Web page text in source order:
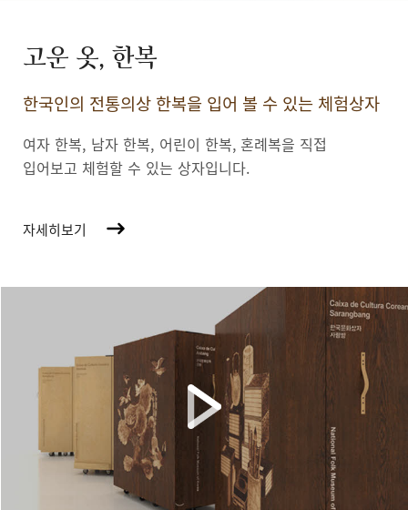
고운 옷, 한복
한국인의 전통의상 한복을 입어 볼 수 있는 체험상자
여자 한복, 남자 한복, 어린이 한복, 혼례복을 직접
입어보고 체험할 수 있는 상자입니다.
자세히보기